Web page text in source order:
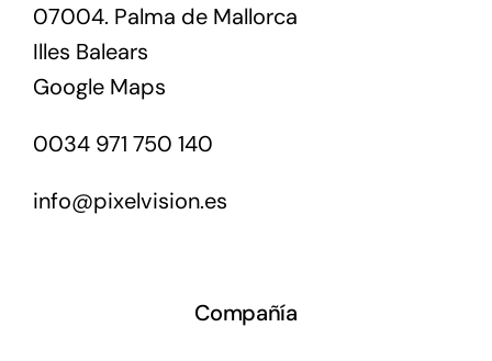
07004. Palma de Mallorca
Illes Balears
Google Maps
0034 971 750 140
info@pixelvision.es
Compañía